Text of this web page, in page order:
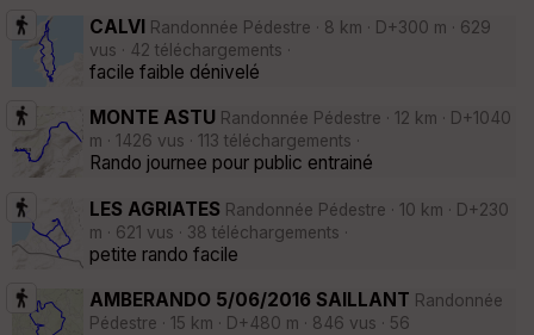
CALVI Randonnée Pédestre · 8 km · D+300 m · 629
vus · 42 téléchargements ·
facile faible dénivelé
MONTE ASTU Randonnée Pédestre · 12 km · D+1040
m · 1426 vus · 113 téléchargements ·
Rando journee pour public entrainé
LES AGRIATES Randonnée Pédestre · 10 km · D+230
m · 621 vus · 38 téléchargements ·
petite rando facile
AMBERANDO 5/06/2016 SAILLANT Randonnée
Pédestre · 15 km · D+480 m · 846 vus · 56